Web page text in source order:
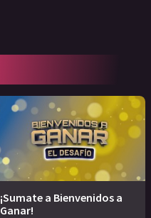
¡Sumate a Bienvenidos a
Ganar!